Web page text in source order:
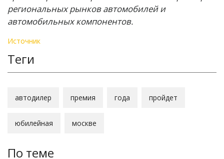
региональных рынков автомобилей и
автомобильных компонентов.
Источник
Теги
автодилер премия года пройдет
юбилейная москве
По теме